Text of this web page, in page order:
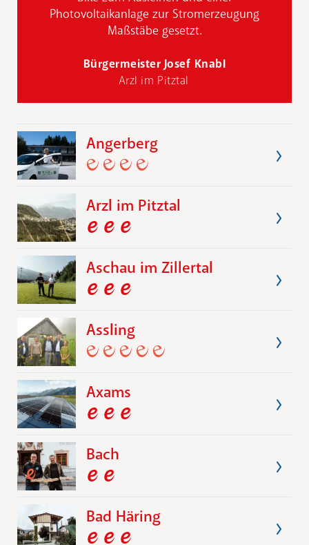
Photovoltaikanlage zur Stromerzeugung
Maßstäbe gesetzt.
Bürgermeister Josef Knabl
Arzl im Pitztal
Angerberg
Arzl im Pitztal
Aschau im Zillertal
Assling
Axams
Bach
Bad Häring